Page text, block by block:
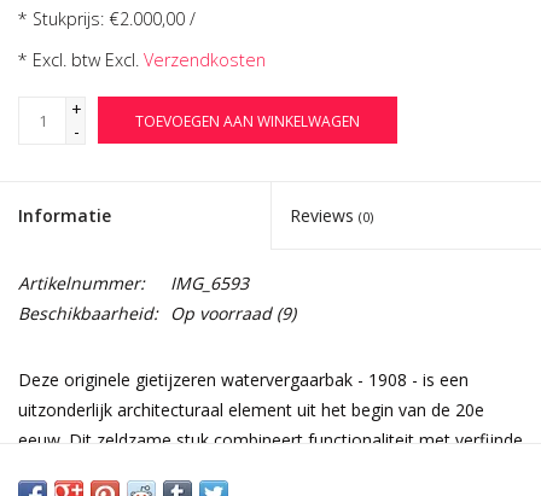
* Stukprijs: €2.000,00 /
* Excl. btw Excl. Verzendkosten
+
-
TOEVOEGEN AAN WINKELWAGEN
Informatie Reviews (0)
Artikelnummer:
IMG_6593
Beschikbaarheid: Op voorraad(9)
Deze originele gietijzeren watervergaarbak - 1908 - is een
uitzonderlijk architecturaal element uit het begin van de 20e
eeuw. Dit zeldzame stuk combineert functionaliteit met verfijnde